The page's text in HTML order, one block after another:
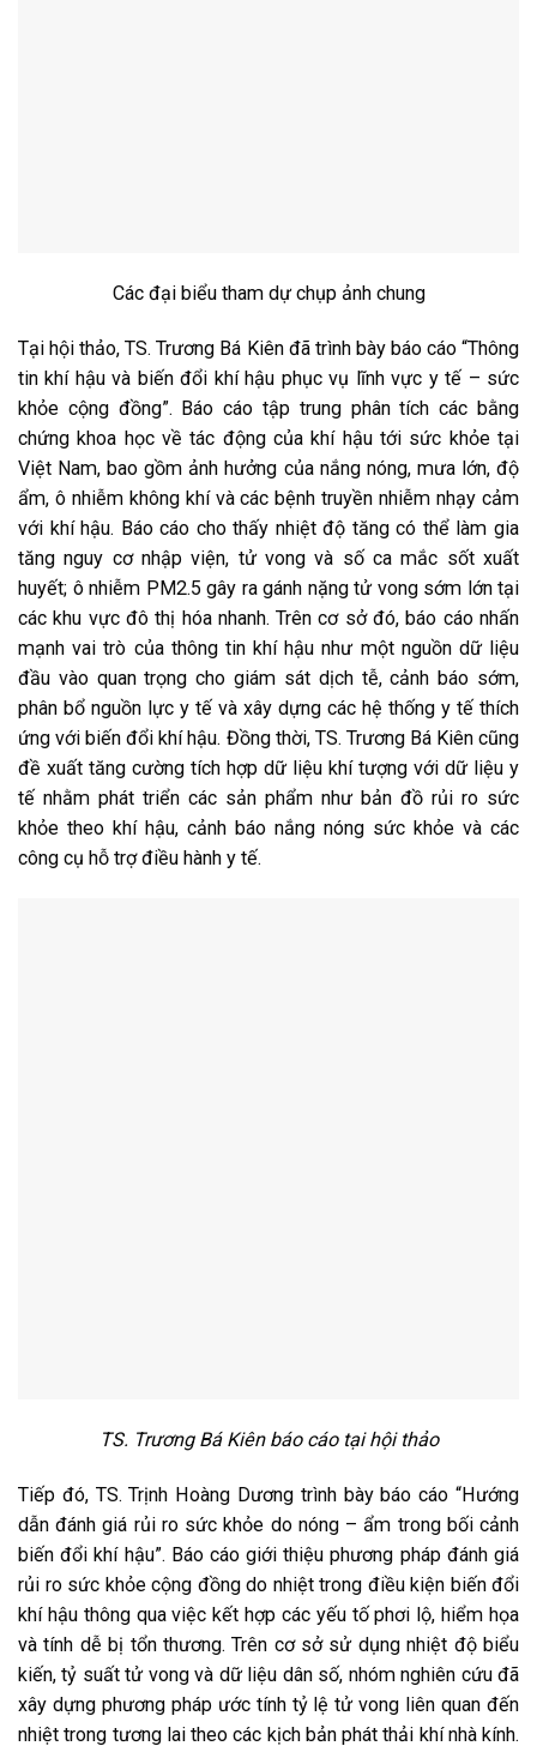
Các đại biểu tham dự chụp ảnh chung
Tại hội thảo, TS. Trương Bá Kiên đã trình bày báo cáo “Thông
tin khí hậu và biến đổi khí hậu phục vụ lĩnh vực y tế – sức
khỏe cộng đồng”. Báo cáo tập trung phân tích các bằng
chứng khoa học về tác động của khí hậu tới sức khỏe tại
Việt Nam, bao gồm ảnh hưởng của nắng nóng, mưa lớn, độ
ẩm, ô nhiễm không khí và các bệnh truyền nhiễm nhạy cảm
với khí hậu. Báo cáo cho thấy nhiệt độ tăng có thể làm gia
tăng nguy cơ nhập viện, tử vong và số ca mắc sốt xuất
huyết; ô nhiễm PM2.5 gây ra gánh nặng tử vong sớm lớn tại
các khu vực đô thị hóa nhanh. Trên cơ sở đó, báo cáo nhấn
mạnh vai trò của thông tin khí hậu như một nguồn dữ liệu
đầu vào quan trọng cho giám sát dịch tễ, cảnh báo sớm,
phân bổ nguồn lực y tế và xây dựng các hệ thống y tế thích
ứng với biến đổi khí hậu. Đồng thời, TS. Trương Bá Kiên cũng
đề xuất tăng cường tích hợp dữ liệu khí tượng với dữ liệu y
tế nhằm phát triển các sản phẩm như bản đồ rủi ro sức
khỏe theo khí hậu, cảnh báo nắng nóng sức khỏe và các
công cụ hỗ trợ điều hành y tế.
TS. Trương Bá Kiên báo cáo tại hội thảo
Tiếp đó, TS. Trịnh Hoàng Dương trình bày báo cáo “Hướng
dẫn đánh giá rủi ro sức khỏe do nóng – ẩm trong bối cảnh
biến đổi khí hậu”. Báo cáo giới thiệu phương pháp đánh giá
rủi ro sức khỏe cộng đồng do nhiệt trong điều kiện biến đổi
khí hậu thông qua việc kết hợp các yếu tố phơi lộ, hiểm họa
và tính dễ bị tổn thương. Trên cơ sở sử dụng nhiệt độ biểu
kiến, tỷ suất tử vong và dữ liệu dân số, nhóm nghiên cứu đã
xây dựng phương pháp ước tính tỷ lệ tử vong liên quan đến
nhiệt trong tương lai theo các kịch bản phát thải khí nhà kính.